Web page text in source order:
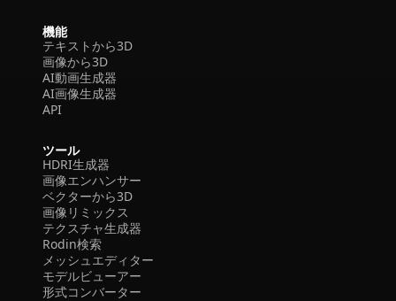
機能
テキストから3D
画像から3D
AI動画生成器
AI画像生成器
API
ツール
HDRI生成器
画像エンハンサー
ベクターから3D
画像リミックス
テクスチャ生成器
Rodin検索
メッシュエディター
モデルビューアー
形式コンバーター